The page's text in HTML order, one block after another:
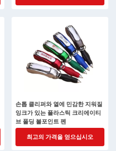
손톱 클리퍼와 열에 민감한 지워질
잉크가 있는 플라스틱 크리에이티
브 폴딩 볼포인트 펜
최고의 가격을 얻으십시오